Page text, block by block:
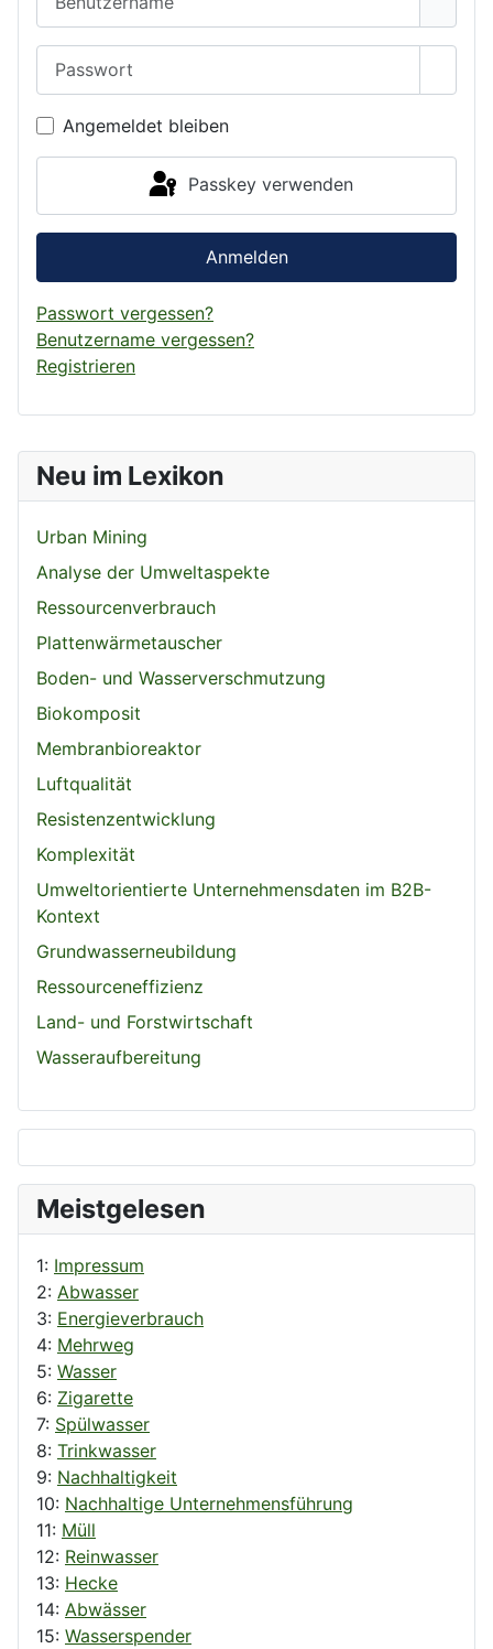
Neu im Lexikon
Urban Mining
Analyse der Umweltaspekte
Ressourcenverbrauch
Plattenwärmetauscher
Boden- und Wasserverschmutzung
Biokomposit
Membranbioreaktor
Luftqualität
Resistenzentwicklung
Komplexität
Umweltorientierte Unternehmensdaten im B2B-
Kontext
Grundwasserneubildung
Ressourceneffizienz
Land- und Forstwirtschaft
Wasseraufbereitung
Meistgelesen
1: Impressum
2: Abwasser
3: Energieverbrauch
4: Mehrweg
5: Wasser
6: Zigarette
7: Spülwasser
8: Trinkwasser
9: Nachhaltigkeit
10: Nachhaltige Unternehmensführung
11: Müll
12: Reinwasser
13: Hecke
14: Abwässer
15: Wasserspender
Angemeldet bleiben
Passkey verwenden
Anmelden
Passwort vergessen?
Benutzername vergessen?
Registrieren